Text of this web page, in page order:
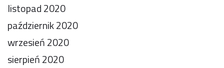
listopad 2020
październik 2020
wrzesień 2020
sierpień 2020